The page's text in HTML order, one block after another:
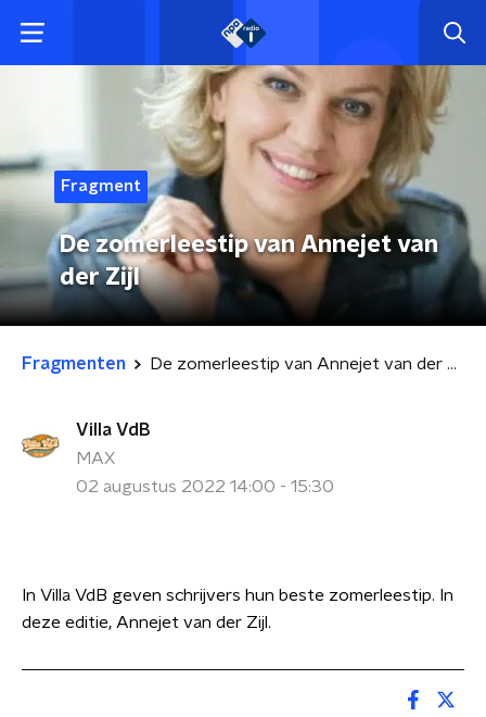
Fragment
De zomerleestip van Annejet van
der Zijl
Fragmenten De zomerleestip van Annejet van der Zijl
Villa VdB
MAX
02 augustus 2022 14:00 - 15:30
In Villa VdB geven schrijvers hun beste zomerleestip. In
deze editie, Annejet van der Zijl.